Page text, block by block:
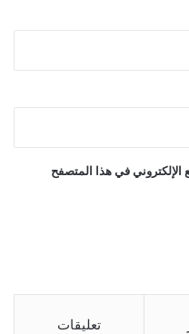
الإلكتروني في هذا المتصفح
تعليقات